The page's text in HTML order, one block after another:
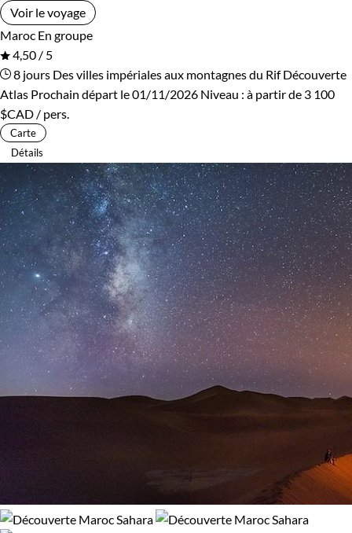
Voir le voyage
Maroc En groupe
4,50 / 5
8 jours Des villes impériales aux montagnes du Rif Découverte
Atlas Prochain départ le 01/11/2026 Niveau : à partir de 3 100
$CAD / pers.
Carte
Détails